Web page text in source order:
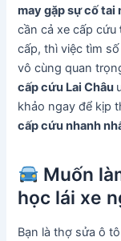
may gặp sự cố tai
cần cả xe cấp cứu
cấp, thì việc tìm
vô cùng quan
cấp cứu Lai Châu
khảo ngay để kịp
cấp cứu nhanh
Muốn
học lái xe
Bạn là thợ sửa ô